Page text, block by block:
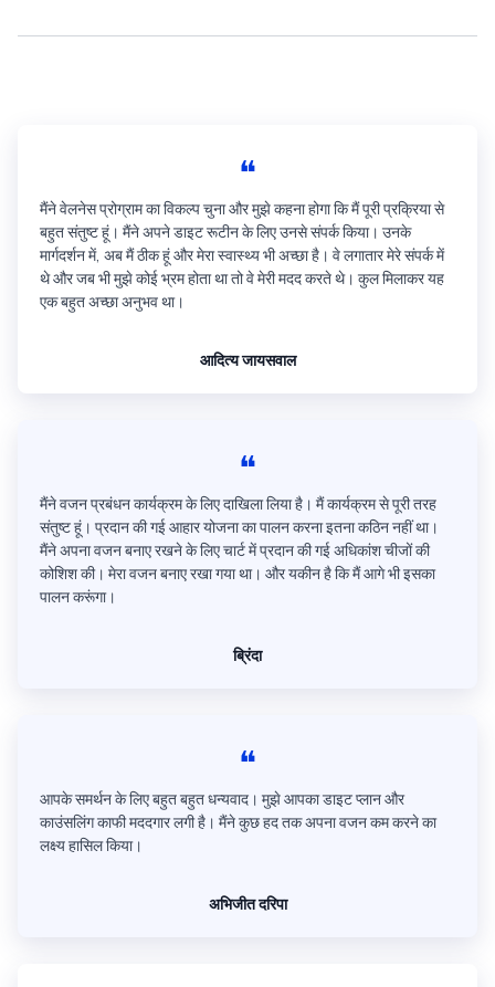
❝
मैंने वेलनेस प्रोग्राम का विकल्प चुना और मुझे कहना होगा कि मैं पूरी प्रक्रिया से
बहुत संतुष्ट हूं। मैंने अपने डाइट रूटीन के लिए उनसे संपर्क किया। उनके
मार्गदर्शन में, अब मैं ठीक हूं और मेरा स्वास्थ्य भी अच्छा है। वे लगातार मेरे संपर्क में
थे और जब भी मुझे कोई भ्रम होता था तो वे मेरी मदद करते थे। कुल मिलाकर यह
एक बहुत अच्छा अनुभव था।
आदित्य जायसवाल
❝
मैंने वजन प्रबंधन कार्यक्रम के लिए दाखिला लिया है। मैं कार्यक्रम से पूरी तरह
संतुष्ट हूं। प्रदान की गई आहार योजना का पालन करना इतना कठिन नहीं था।
मैंने अपना वजन बनाए रखने के लिए चार्ट में प्रदान की गई अधिकांश चीजों की
कोशिश की। मेरा वजन बनाए रखा गया था। और यकीन है कि मैं आगे भी इसका
पालन करूंगा।
ब्रिंदा
❝
आपके समर्थन के लिए बहुत बहुत धन्यवाद। मुझे आपका डाइट प्लान और
काउंसलिंग काफी मददगार लगी है। मैंने कुछ हद तक अपना वजन कम करने का
लक्ष्य हासिल किया।
अभिजीत दरिपा